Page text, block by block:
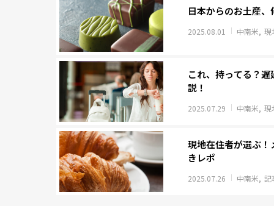
日本からのお土産
2025.08.01 中南米 現
これ、持ってる？
説！
2025.07.29 中南米 現
現地在住者が選ぶ
きレポ
2025.07.26 中南米 記